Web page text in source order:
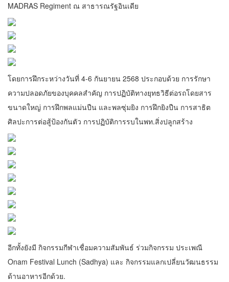
MADRAS Regiment ณ สาธารณรัฐอินเดีย
โดยการฝึกระหว่างวันที่ 4-6 กันยายน 2568 ประกอบด้วย การรักษา
ความปลอดภัยของบุคคลสำคัญ การปฏิบัติทางยุทธวิธีต่อรถโดยสาร
ขนาดใหญ่ การฝึกพลแม่นปืน และพลซุ่มยิง การฝึกยิงปืน การสาธิต
ศิลปะการต่อสู้ป้องกันตัว การปฏิบัติการรบในพท.สิ่งปลูกสร้าง
อีกทั้งยังมี กิจกรรมกีฬาเชื่อมความสัมพันธ์ ร่วมกิจกรรม ประเพณี
Onam Festival Lunch (Sadhya) และ กิจกรรมแลกเปลี่ยนวัฒนธรรม
ด้านอาหารอีกด้วย.